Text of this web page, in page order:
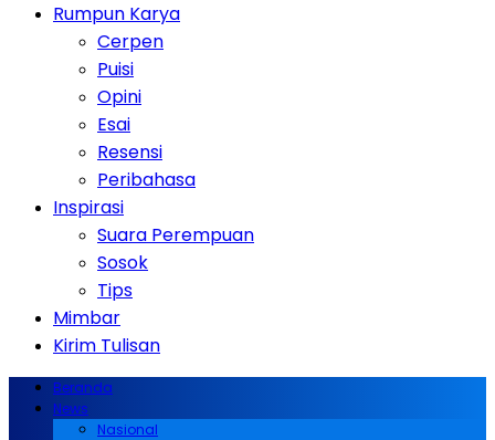
Rumpun Karya
Cerpen
Puisi
Opini
Esai
Resensi
Peribahasa
Inspirasi
Suara Perempuan
Sosok
Tips
Mimbar
Kirim Tulisan
Beranda
News
Nasional